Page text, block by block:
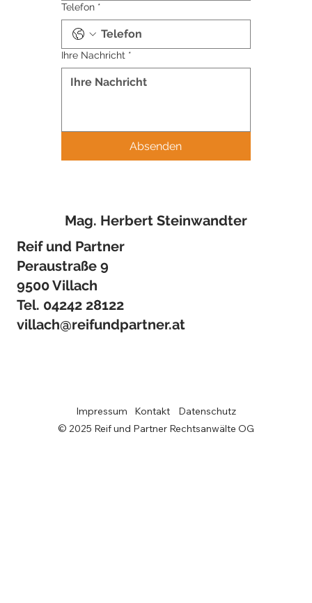
Telefon *
Ihre Nachricht *
Absenden
Kontakt
Impressum
Datenschutz
© 2025 Reif und Partner Rechtsanwälte OG
Mag. Herbert Steinwandter
Reif und Partner
Peraustraße 9
9500 Villach
Tel. 04242 28122
villach@reifundpartner.at